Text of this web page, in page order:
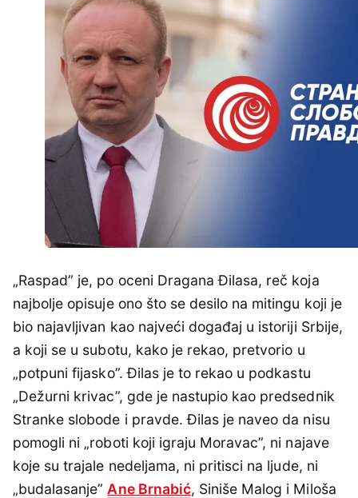
„Raspad” je, po oceni Dragana Đilasa, reč koja
najbolje opisuje ono što se desilo na mitingu koji je
bio najavljivan kao najveći događaj u istoriji Srbije,
a koji se u subotu, kako je rekao, pretvorio u
„potpuni fijasko”. Đilas je to rekao u podkastu
„Dežurni krivac”, gde je nastupio kao predsednik
Stranke slobode i pravde. Đilas je naveo da nisu
pomogli ni „roboti koji igraju Moravac”, ni najave
koje su trajale nedeljama, ni pritisci na ljude, ni
„budalasanje” Ane Brnabić, Siniše Malog i Miloša